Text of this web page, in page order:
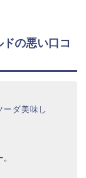
の悪い口コ
ーダ美味し